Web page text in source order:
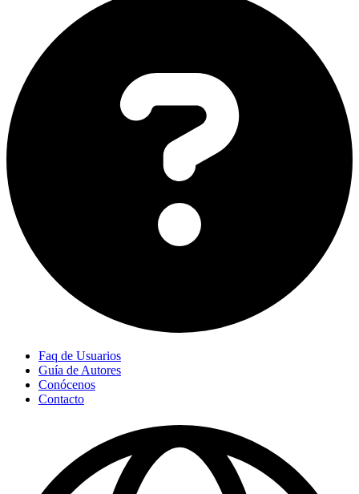
Faq de Usuarios
Guía de Autores
Conócenos
Contacto